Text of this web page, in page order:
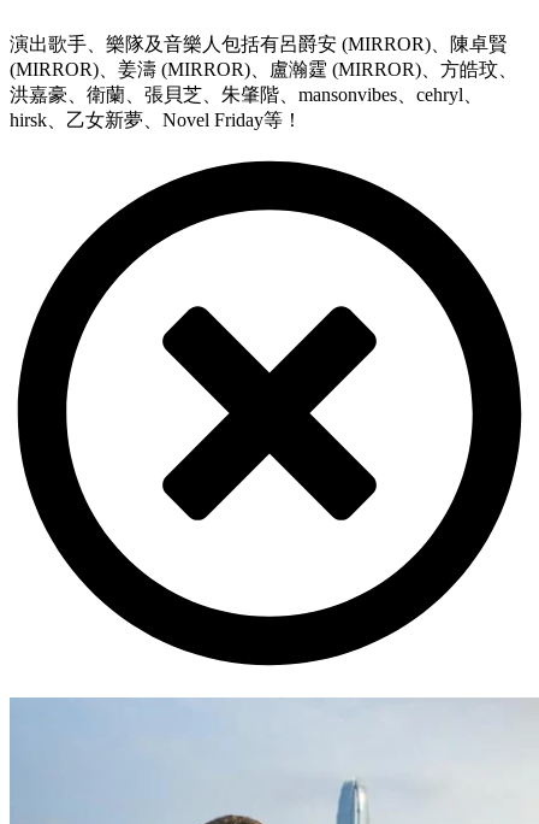
演出歌手、樂隊及音樂人包括有呂爵安 (MIRROR)、陳卓賢
(MIRROR)、姜濤 (MIRROR)、盧瀚霆 (MIRROR)、方皓玟、
洪嘉豪、衛蘭、張貝芝、朱肇階、mansonvibes、cehryl、
hirsk、乙女新夢、Novel Friday等！